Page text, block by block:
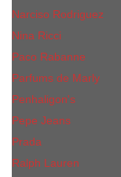
Narciso Rodriguez
Nina Ricci
Paco Rabanne
Parfums de Marly
Penhaligon's
Pepe Jeans
Prada
Ralph Lauren